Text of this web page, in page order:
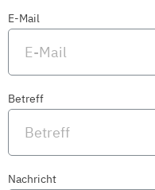
E-Mail
Betreff
Nachricht